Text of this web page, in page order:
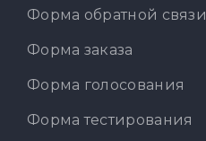
Форма обратной связи
Форма заказа
Форма голосования
Форма тестирования